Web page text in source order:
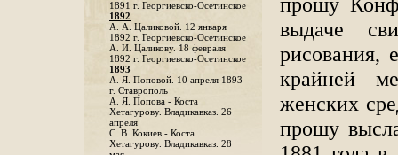
1891 г. Георгиевско-Осетинское
1892
А. А. Цаликовой. 12 января
1892 г. Георгиевско-Осетинское
А. И. Цаликову. 18 февраля
1892 г. Георгиевско-Осетинское
1893
А. Я. Поповой. 10 апреля 1893
г. Ставрополь
A. Я. Попова - Коста
Хетагурову. Владикавказ. 26
апреля
С. В. Кокиев - Коста
Хетагурову. Владикавказ. 28
выдаче
рисования,
крайней
женских
прошу